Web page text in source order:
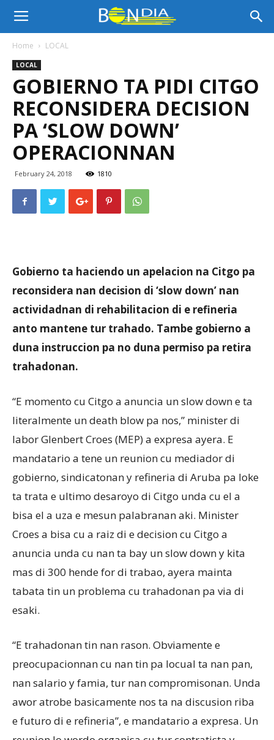
Bon
Dia
Aruba
Aruba
Home LOCAL
LOCAL
GOBIERNO TA PIDI CITGO
RECONSIDERA DECISION
PA ‘SLOW DOWN’
OPERACIONNAN
February 24, 2018 1810
Gobierno ta haciendo un apelacion na Citgo pa
reconsidera nan decision di ‘slow down’ nan
actividadnan di rehabilitacion di e refineria
anto mantene tur trahado. Tambe gobierno a
duna instruccion pa no duna permiso pa retira
trahadonan.
“E momento cu Citgo a anuncia un slow down e ta
literalmente un death blow pa nos,” minister di
labor Glenbert Croes (MEP) a expresa ayera. E
mandatario a tene un reunion cu mediador di
gobierno, sindicatonan y refineria di Aruba pa loke
ta trata e ultimo desaroyo di Citgo unda cu el a
bisa el a uza e mesun palabranan aki. Minister
Croes a bisa cu a raiz di e decision cu Citgo a
anuncia unda cu nan ta bay un slow down y kita
mas di 300 hende for di trabao, ayera mainta
tabata tin un problema cu trahadonan pa via di
esaki.
“E trahadonan tin nan rason. Obviamente e
preocupacionnan cu nan tin pa locual ta nan pan,
nan salario y famia, tur nan compromisonan. Unda
awor atrobe basicamente nos ta na discusion riba
e futuro di e refineria”, e mandatario a expresa. Un